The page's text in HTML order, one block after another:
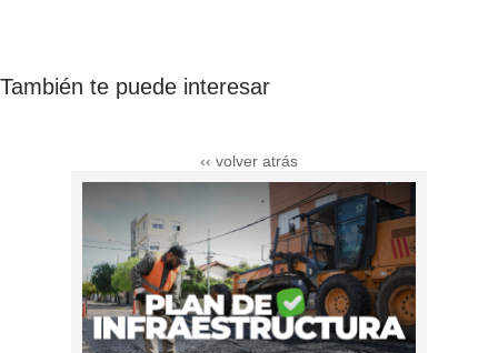
También te puede interesar
‹‹ volver atrás